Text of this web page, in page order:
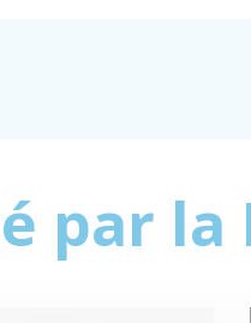
par la